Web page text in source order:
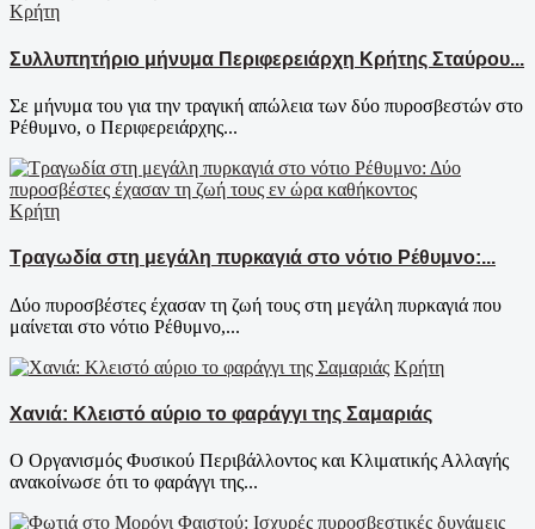
Κρήτη
Συλλυπητήριο μήνυμα Περιφερειάρχη Κρήτης Σταύρου...
Σε μήνυμα του για την τραγική απώλεια των δύο πυροσβεστών στο
Ρέθυμνο, ο Περιφερειάρχης...
Κρήτη
Τραγωδία στη μεγάλη πυρκαγιά στο νότιο Ρέθυμνο:...
Δύο πυροσβέστες έχασαν τη ζωή τους στη μεγάλη πυρκαγιά που
μαίνεται στο νότιο Ρέθυμνο,...
Κρήτη
Χανιά: Κλειστό αύριο το φαράγγι της Σαμαριάς
Ο Οργανισμός Φυσικού Περιβάλλοντος και Κλιματικής Αλλαγής
ανακοίνωσε ότι το φαράγγι της...